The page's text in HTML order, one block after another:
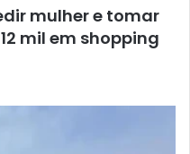
mulher e tomar
mil em shopping